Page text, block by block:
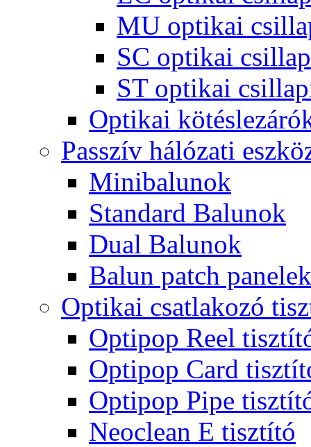
MU optikai
SC optikai
ST optikai
Optikai
Passzív hálózati
Minibalunok
Standard Balunok
Dual Balunok
Balun patch panelek
Optikai csatlakozó
Optipop Reel
Optipop Card
Optipop Pipe
Neoclean E tisztító